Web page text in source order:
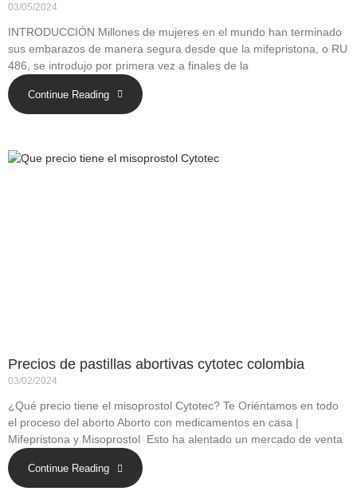
03/05/2024
INTRODUCCIÓN Millones de mujeres en el mundo han terminado
sus embarazos de manera segura desde que la mifepristona, o RU
486, se introdujo por primera vez a finales de la
Continue Reading
Precios de pastillas abortivas cytotec colombia
03/02/2024
¿Qué precio tiene el misoprostol Cytotec? Te Oriéntamos en todo
el proceso del aborto Aborto con medicamentos en casa |
Mifepristona y Misoprostol Esto ha alentado un mercado de venta
Continue Reading